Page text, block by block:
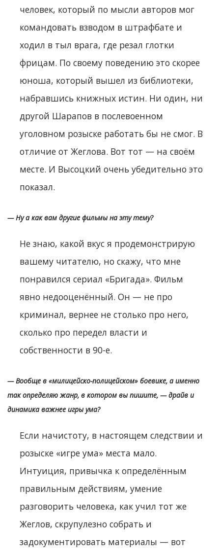
человек, который по мысли авторов мог
командовать взводом в штрафбате и
ходил в тыл врага, где резал глотки
фрицам. По своему поведению это скорее
юноша, который вышел из библиотеки,
набравшись книжных истин. Ни один, ни
другой Шарапов в послевоенном
уголовном розыске работать бы не смог. В
отличие от Жеглова. Вот тот — на своём
месте. И Высоцкий очень убедительно это
показал.
— Ну а как вам другие фильмы на эту тему?
Не знаю, какой вкус я продемонстрирую
вашему читателю, но скажу, что мне
понравился сериал «Бригада». Фильм
явно недооценённый. Он — не про
криминал, вернее не столько про него,
сколько про передел власти и
собственности в 90-е.
— Вообще в «милицейско-полицейском» боевике, а именно
так определяю жанр, в котором вы пишите, — драйв и
динамика важнее игры ума?
Если начистоту, в настоящем следствии и
розыске «игре ума» места мало.
Интуиция, привычка к определённым
правильным действиям, умение
разговорить человека, как учил тот же
Жеглов, скрупулезно собрать и
задокументировать материалы — вот